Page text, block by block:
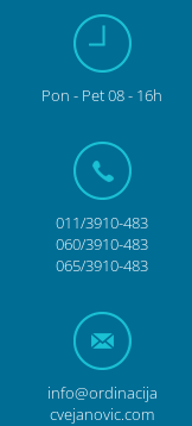
Pon - Pet08 - 16h
011/3910-483
060/3910-483
065/3910-483
info@ordinacija
cvejanovic.com